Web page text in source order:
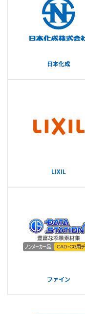
日本化成
LIXIL
ファイン